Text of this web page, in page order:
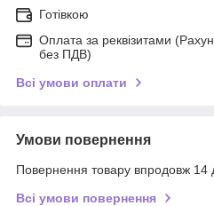
Готівкою
Оплата за реквізитами
без ПДВ)
Всі умови оплати
Умови повернення
Повернення товару впродовж 14
Всі умови повернення